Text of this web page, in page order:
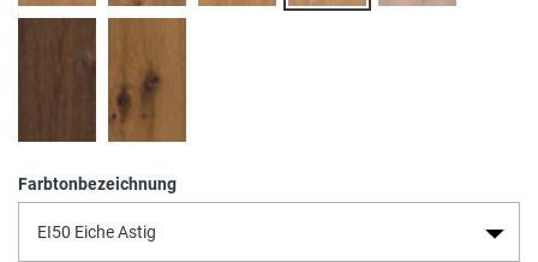
Farbtonbezeichnung